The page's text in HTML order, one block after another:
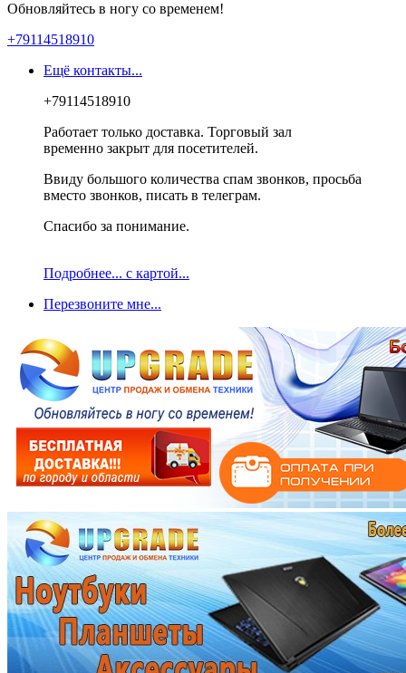
Обновляйтесь в ногу со временем!
+79114518910
Ещё контакты...
+79114518910
Работает только доставка. Торговый зал
временно закрыт для посетителей.
Ввиду большого количества спам звонков, просьба
вместо звонков, писать в телеграм.
Спасибо за понимание.
Подробнее... с картой...
Перезвоните мне...